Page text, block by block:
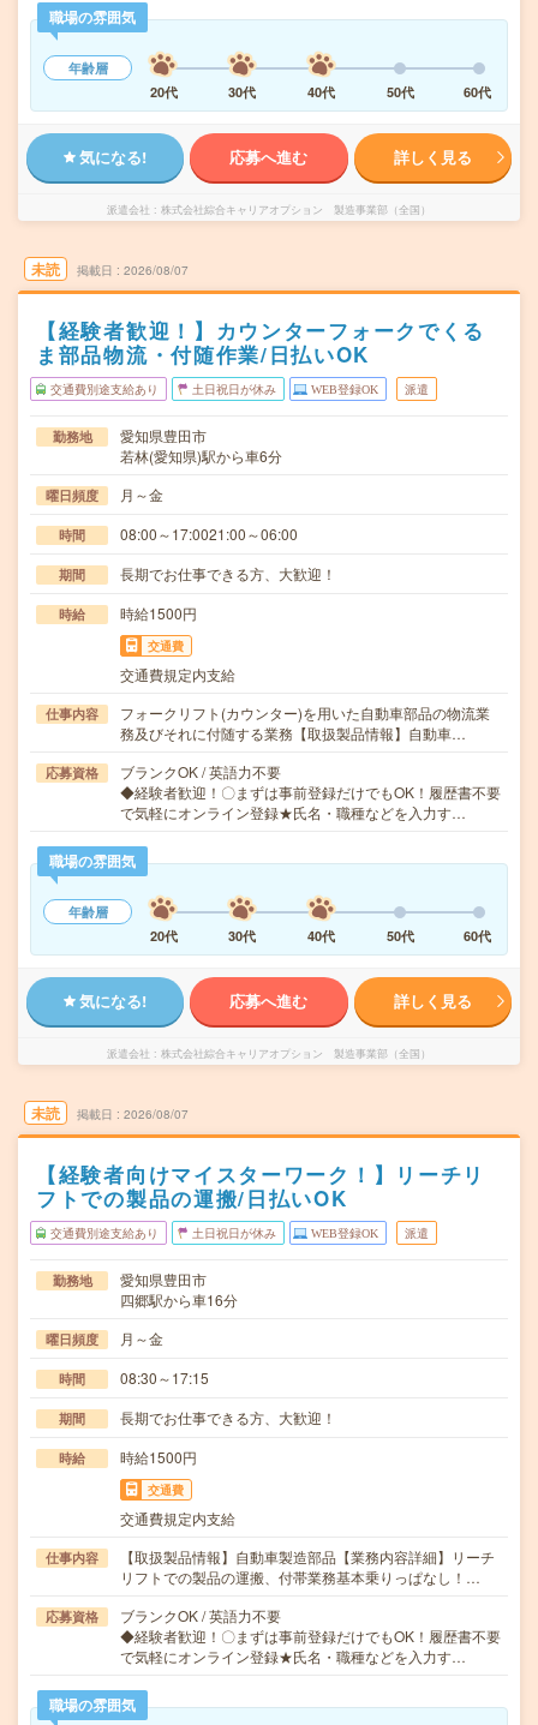
職場の雰囲気
年齢層
20代
30代 40代 50代 60代
気になる! 応募へ進む 詳しく見る
派遣会社 株式会社綜合キャリアオプション 製造事業部（全国）
未読 掲載日 2026/08/07
【経験者歓迎！】カウンターフォークでくる
ま部品物流・付随作業/日払いOK
交通費別途支給あり 土日祝日が休み WEB登録OK 派遣
勤務地
愛知県豊田市
若林(愛知県)駅から車6分
曜日頻度 月～金
時間 08:00～17:0021:00～06:00
期間 長期でお仕事できる方、大歓迎！
時給 時給1500円
交通費
交通費規定内支給
仕事内容
フォークリフト(カウンター)を用いた自動車部品の物流業
務及びそれに付随する業務【取扱製品情報】自動車…
応募資格
ブランクOK / 英語力不要
◆経験者歓迎！〇まずは事前登録だけでもOK！履歴書不要
で気軽にオンライン登録★氏名・職種などを入力す…
職場の雰囲気
年齢層
20代
30代 40代 50代 60代
気になる! 応募へ進む 詳しく見る
派遣会社 株式会社綜合キャリアオプション 製造事業部（全国）
未読 掲載日 2026/08/07
【経験者向けマイスターワーク！】リーチリ
フトでの製品の運搬/日払いOK
交通費別途支給あり 土日祝日が休み WEB登録OK 派遣
勤務地
愛知県豊田市
四郷駅から車16分
曜日頻度 月～金
時間 08:30～17:15
期間 長期でお仕事できる方、大歓迎！
時給 時給1500円
交通費
交通費規定内支給
仕事内容
【取扱製品情報】自動車製造部品【業務内容詳細】リーチ
リフトでの製品の運搬、付帯業務基本乗りっぱなし！…
応募資格
ブランクOK / 英語力不要
◆経験者歓迎！〇まずは事前登録だけでもOK！履歴書不要
で気軽にオンライン登録★氏名・職種などを入力す…
職場の雰囲気